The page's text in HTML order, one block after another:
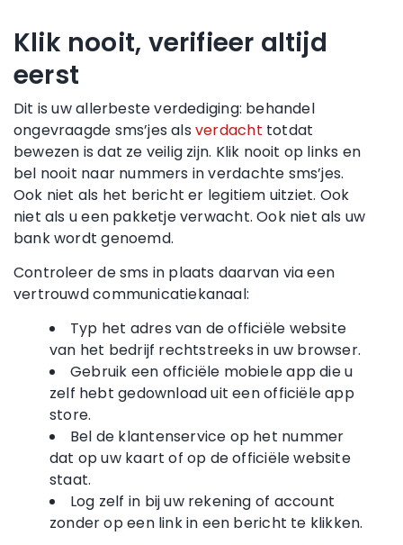
Klik nooit, verifieer altijd
eerst
Dit is uw allerbeste verdediging: behandel
ongevraagde sms’jes alsverdacht totdat
bewezen is dat ze veilig zijn. Klik nooit op links en
bel nooit naar nummers in verdachte sms’jes.
Ook niet als het bericht er legitiem uitziet. Ook
niet als u een pakketje verwacht. Ook niet als uw
bank wordt genoemd.
Controleer de sms in plaats daarvan via een
vertrouwd communicatiekanaal:
Typ het adres van de officiële website
van het bedrijf rechtstreeks in uw browser.
Gebruik een officiële mobiele app die u
zelf hebt gedownload uit een officiële app
store.
Bel de klantenservice op het nummer
dat op uw kaart of op de officiële website
staat.
Log zelf in bij uw rekening of account
zonder op een link in een bericht te klikken.